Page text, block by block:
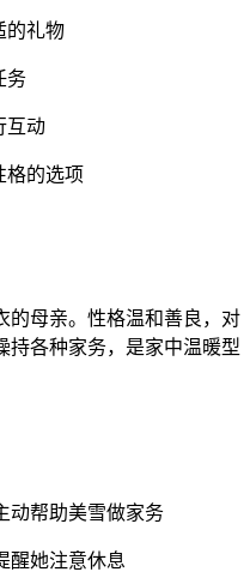
的礼物
务
互动
格的选项
的母亲。性格温和善良，对
持各种家务，是家中温暖型
动帮助美雪做家务
醒她注意休息